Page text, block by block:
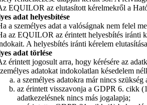
EQUILOR az elutasított kérelmekről a
adat helyesbítése
a személyes adat a valóságnak nem felel
az EQUILOR az érintett helyesbítés iránti
A helyesbítés iránti kérelem
adat törlése
érintett jogosult arra, hogy kérésére az
adatokat indokolatlan késedelem
a személyes adatokra már nincs
az érintett visszavonja a GDPR 6. cikk
adatkezelésnek nincs más jogalapja;